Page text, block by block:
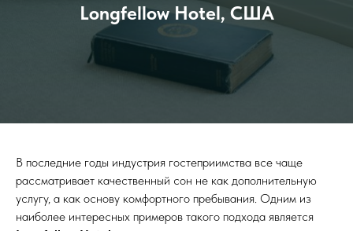
Longfellow Hotel, США
В последние годы индустрия гостеприимства все чаще
рассматривает качественный сон не как дополнительную
услугу, а как основу комфортного пребывания. Одним из
наиболее интересных примеров такого подхода является